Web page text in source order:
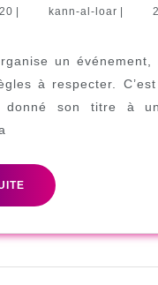
8| kann-al-loarkann-
|
un
à respecter.
donné son titre à
LIRE
LA